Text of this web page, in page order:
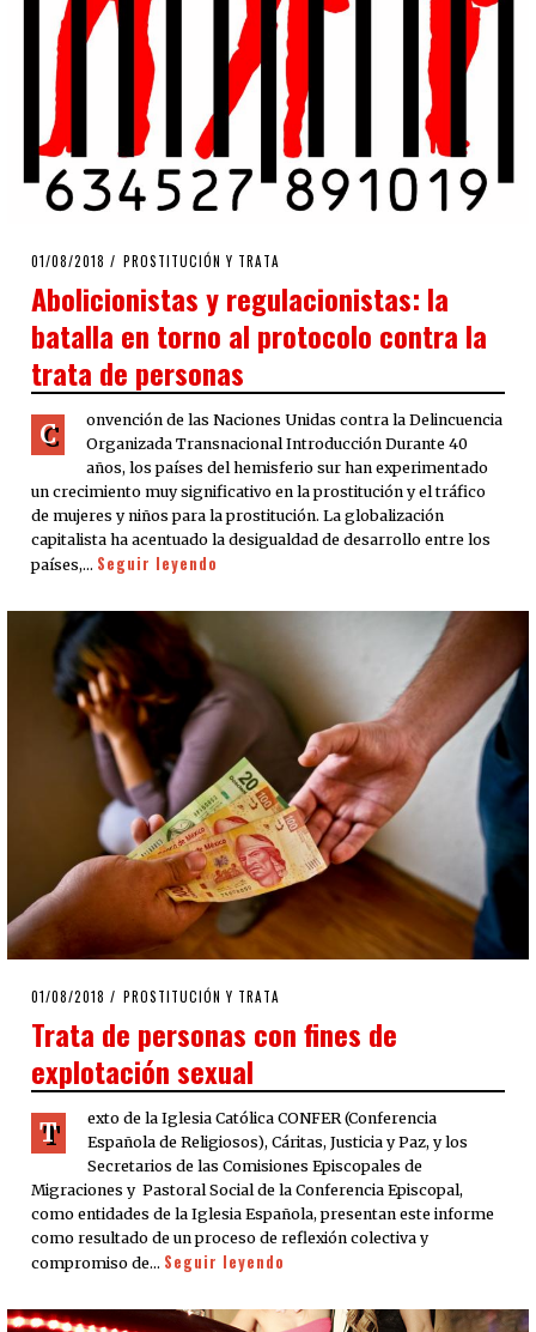
POSTED
01/08/2018 PROSTITUCIÓN Y TRATA
Abolicionistas y regulacionistas: la
batalla en torno al protocolo contra la
trata de personas
C
onvención de las Naciones Unidas contra la Delincuencia
Organizada Transnacional Introducción Durante 40
años, los países del hemisferio sur han experimentado
un crecimiento muy significativo en la prostitución y el tráfico
de mujeres y niños para la prostitución. La globalización
capitalista ha acentuado la desigualdad de desarrollo entre los
países,… Seguir leyendo
POSTED
01/08/2018 01/08/2018
PROSTITUCIÓN Y TRATA
Trata de personas con fines de
explotación sexual
T
exto de la Iglesia Católica CONFER (Conferencia
Española de Religiosos), Cáritas, Justicia y Paz, y los
Secretarios de las Comisiones Episcopales de
Migraciones y Pastoral Social de la Conferencia Episcopal,
como entidades de la Iglesia Española, presentan este informe
como resultado de un proceso de reflexión colectiva y
compromiso de… Seguir leyendo